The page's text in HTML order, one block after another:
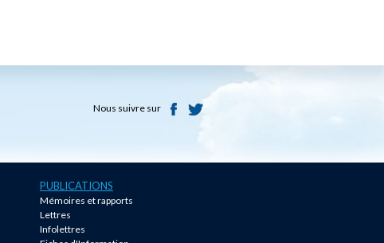
Nous suivre sur
PUBLICATIONS
Mémoires et rapports
Lettres
Infolettres